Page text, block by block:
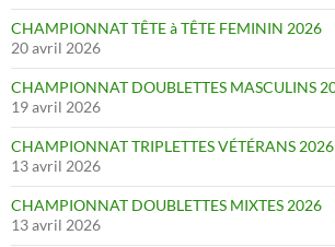
CHAMPIONNAT TÊTE à TÊTE FEMININ 2026
20 avril 2026
CHAMPIONNAT DOUBLETTES MASCULINS
19 avril 2026
CHAMPIONNAT TRIPLETTES VÉTÉRANS 2026
13 avril 2026
CHAMPIONNAT DOUBLETTES MIXTES 2026
13 avril 2026